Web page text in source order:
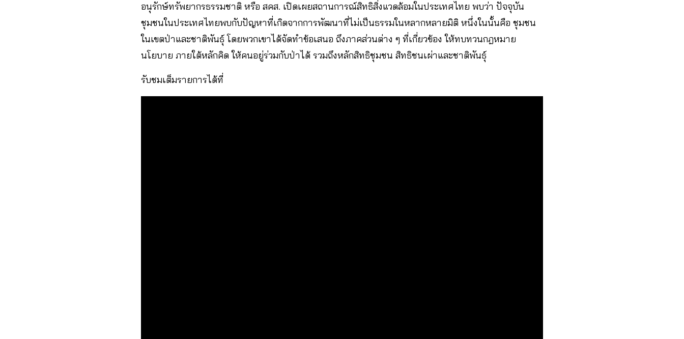
อนุรักษ์ทรัพยากรธรรมชาติ หรือ สคส. เปิดเผยสถานการณ์สิทธิสิ่งแวดล้อมในประเทศไทย พบว่า ปัจจุบัน
ชุมชนในประเทศไทยพบกับปัญหาที่เกิดจากการพัฒนาที่ไม่เป็นธรรมในหลากหลายมิติ หนึ่งในนั้นคือ ชุมชน
ในเขตป่าและชาติพันธุ์ โดยพวกเขาได้จัดทำข้อเสนอ ถึงภาคส่วนต่าง ๆ ที่เกี่ยวข้อง ให้ทบทวนกฎหมาย
นโยบาย ภายใต้หลักคิด ให้คนอยู่ร่วมกับป่าได้ รวมถึงหลักสิทธิชุมชน สิทธิชนเผ่าและชาติพันธุ์
รับชมเต็มรายการได้ที่